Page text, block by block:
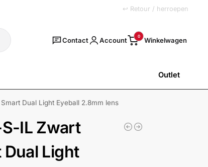
↩ Retour / herroepen
Contact Account 0
Outlet
Dual Light Eyeball 2.8mm lens
IL Zwart
Light